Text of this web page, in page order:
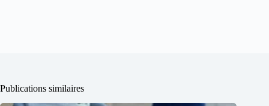
Publications similaires